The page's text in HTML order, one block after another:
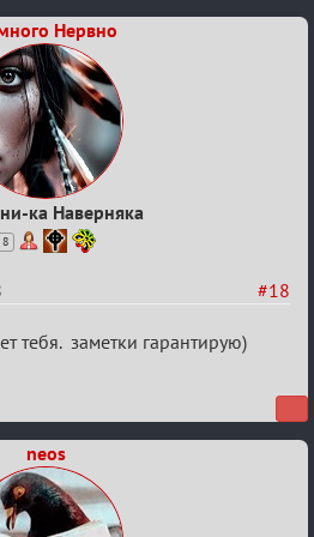
Нервно
ка Наверняка
8
#18
тебя. заметки гарантирую)
neos